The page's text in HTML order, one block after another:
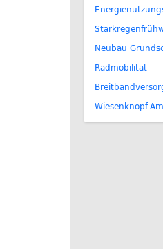
Neubau
Radmobilität
Wiesenknopf-